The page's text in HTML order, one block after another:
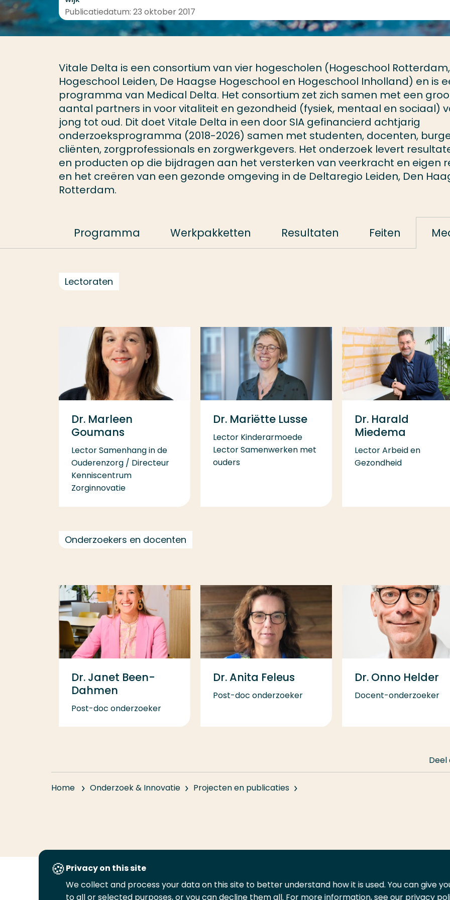
Publicatiedatum: 23 oktober 2017
Vitale Delta is een consortium van vier hogescholen (Hogeschool Rotterdam,
Hogeschool Leiden, De Haagse Hogeschool en Hogeschool Inholland) en is
programma van Medical Delta. Het consortium zet zich samen met een
aantal partners in voor vitaliteit en gezondheid (fysiek, mentaal en sociaal)
jong tot oud. Dit doet Vitale Delta in een door SIA gefinancierd achtjarig
onderzoeksprogramma (2018-2026) samen met studenten, docenten,
cliënten, zorgprofessionals en zorgwerkgevers. Het onderzoek levert
en producten op die bijdragen aan het versterken van veerkracht en eigen
en het creëren van een gezonde omgeving in de Deltaregio Leiden, Den
Rotterdam.
Programma Werkpakketten Resultaten Feiten
Lectoraten
Dr. Marleen
Goumans
Lector Samenhang in de
Ouderenzorg / Directeur
Kenniscentrum
Zorginnovatie
Dr. Mariëtte Lusse
Lector Kinderarmoede
Lector Samenwerken met
ouders
Dr. Harald
Miedema
Lector Arbeid en
Gezondheid
Onderzoekers en docenten
Dr. Janet Been-
Dahmen
Post-doc onderzoeker
Dr. Anita Feleus
Post-doc onderzoeker
Dr. Onno Helder
Docent-onderzoeker
Home Onderzoek & Innovatie Projecten en publicaties
Deel
VolgVolgVolgVolg
Privacy on this site
We collect and process your data on this site to better understand how it is used. You can give
to all or selected purposes, or you can decline them all. For more information, see our privacy